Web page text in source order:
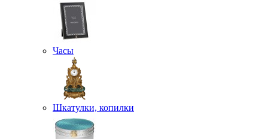
Часы
Шкатулки, копилки